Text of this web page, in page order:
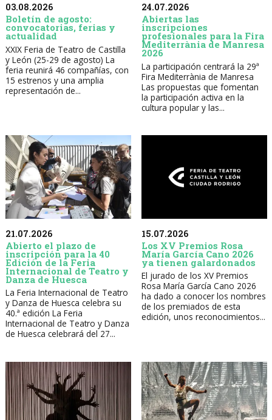
03.08.2026
Boletín de agosto:
convocatorias, ferias y
actualidad
XXIX Feria de Teatro de Castilla
y León (25-29 de agosto) La
feria reunirá 46 compañías, con
15 estrenos y una amplia
representación de...
24.07.2026
Abiertas las
inscripciones
profesionales para la Fira
Mediterrània de Manresa
2026
La participación centrará la 29ª
Fira Mediterrània de Manresa
Las propuestas que fomentan
la participación activa en la
cultura popular y las...
21.07.2026
Abierto el plazo de
inscripción para la 40
Edición de la Feria
Internacional de Teatro y
Danza de Huesca
La Feria Internacional de Teatro
y Danza de Huesca celebra su
40.ª edición La Feria
Internacional de Teatro y Danza
de Huesca celebrará del 27...
15.07.2026
Los XV Premios Rosa
María García Cano 2026
ya tienen galardonados
El jurado de los XV Premios
Rosa María García Cano 2026
ha dado a conocer los nombres
de los premiados de esta
edición, unos reconocimientos...